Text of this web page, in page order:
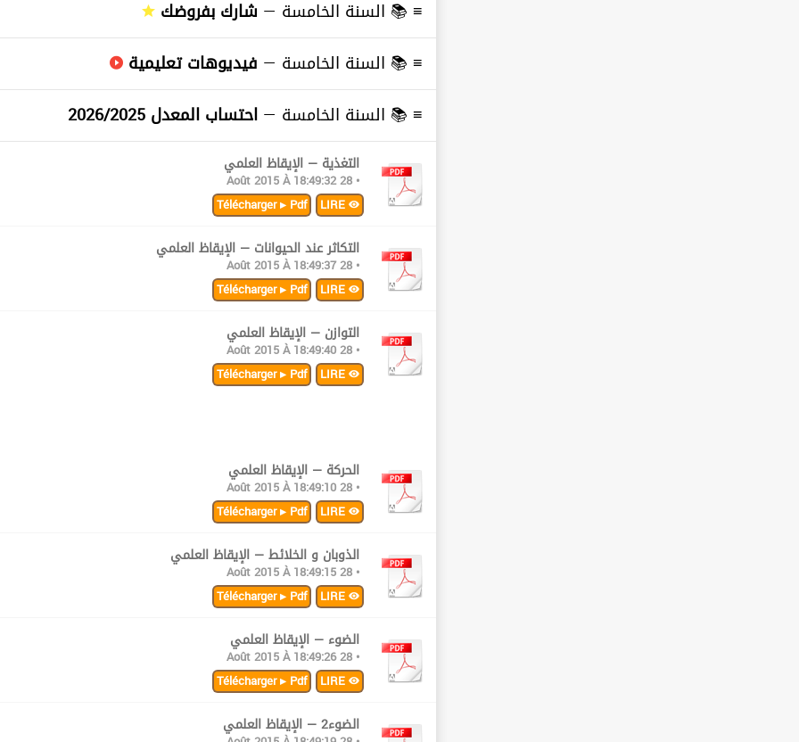
≡ 📚 السنة الخامسة — شارك بفروضك
≡ 📚 السنة الخامسة — فيديوهات تعليمية
≡ 📚 السنة الخامسة — احتساب المعدل 2026/2025
التغذية — الإيقاظ العلمي
• 28 Août 2015 À 18:49:32
LIRE
Télécharger ▸ Pdf
التكاثر عند الحيوانات — الإيقاظ العلمي
• 28 Août 2015 À 18:49:37
LIRE
Télécharger ▸ Pdf
التوازن — الإيقاظ العلمي
• 28 Août 2015 À 18:49:40
LIRE
Télécharger ▸ Pdf
الحركة — الإيقاظ العلمي
• 28 Août 2015 À 18:49:10
LIRE
Télécharger ▸ Pdf
الذوبان و الخلائط — الإيقاظ العلمي
• 28 Août 2015 À 18:49:15
LIRE
Télécharger ▸ Pdf
الضوء — الإيقاظ العلمي
• 28 Août 2015 À 18:49:26
LIRE
Télécharger ▸ Pdf
الضوء2 — الإيقاظ العلمي